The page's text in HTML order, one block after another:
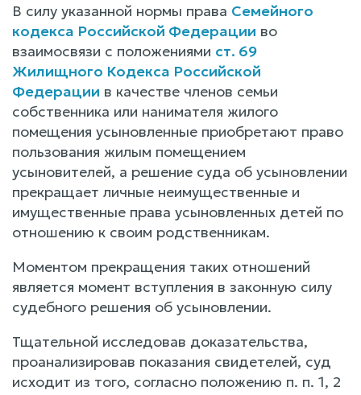
В силу указанной нормы права Семейного
кодекса Российской Федерации во
взаимосвязи с положениями ст. 69
Жилищного Кодекса Российской
Федерации в качестве членов семьи
собственника или нанимателя жилого
помещения усыновленные приобретают право
пользования жилым помещением
усыновителей, а решение суда об усыновлении
прекращает личные неимущественные и
имущественные права усыновленных детей по
отношению к своим родственникам.
Моментом прекращения таких отношений
является момент вступления в законную силу
судебного решения об усыновлении.
Тщательной исследовав доказательства,
проанализировав показания свидетелей, суд
исходит из того, согласно положению п. п. 1, 2